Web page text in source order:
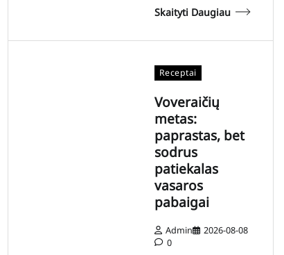
Skaityti Daugiau
Receptai
Voveraičių
metas:
paprastas, bet
sodrus
patiekalas
vasaros
pabaigai
Admin
2026-08-08
0